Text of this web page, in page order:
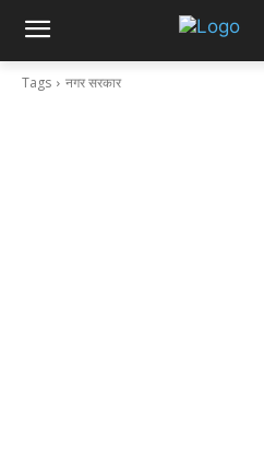
Tags नगर सरकार